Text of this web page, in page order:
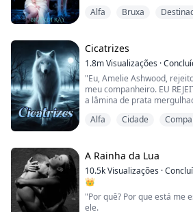
décimo sétimo aniversário
Odett, uma filhote de cinco
Alfa Bruxa
Cicatrizes
1.8mVisualizações ·
"Eu, Amelie Ashwood,
meu companheiro. EU
a lâmina de prata
isso quando encontrou seu
Após anos juntos, seu
que e...
Alfa Cidade
A Rainha da Lua
10.5kVisualizações ·
👑
"Por quê? Por que está me
ele.